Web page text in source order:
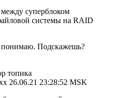
суперблоком
системы на RAID
понимаю. Подскажешь?
топика
26.06.21 23:28:52 MSK